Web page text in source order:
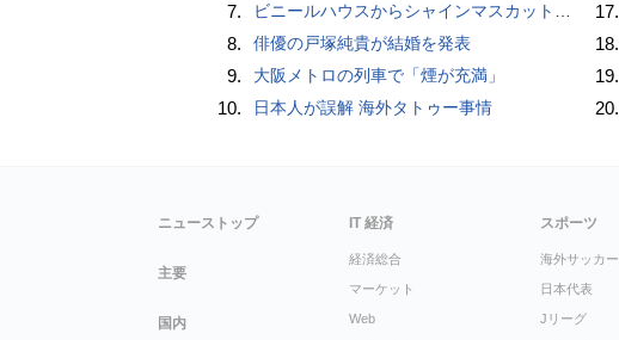
7. ビニールハウスからシャインマスカット約200房を盗んだ疑い ネットで販売か 無職の男（42）逮捕 岡山県警
8. 俳優の戸塚純貴が結婚を発表
9. 大阪メトロの列車で「煙が充満」
10. 日本人が誤解 海外タトゥー事情
17.
18.
19.
20.
ニューストップ
主要
国内
IT 経済
経済総合
マーケット
Web
スポーツ
海外サッカー
日本代表
Jリーグ